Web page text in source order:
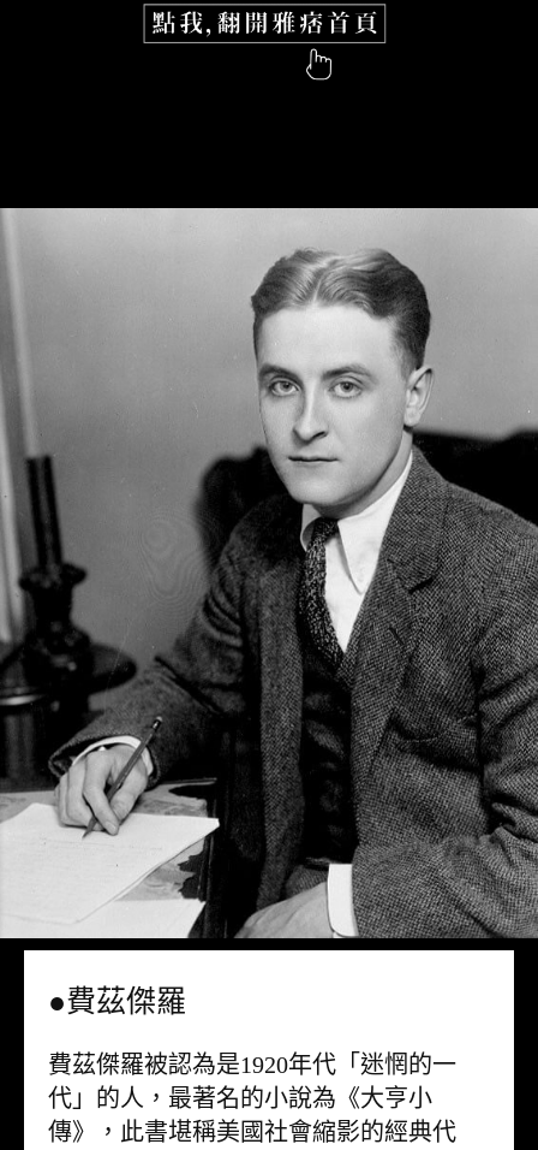
●費茲傑羅
費茲傑羅被認為是1920年代「迷惘的一
代」的人，最著名的小說為《大亨小
傳》，此書堪稱美國社會縮影的經典代